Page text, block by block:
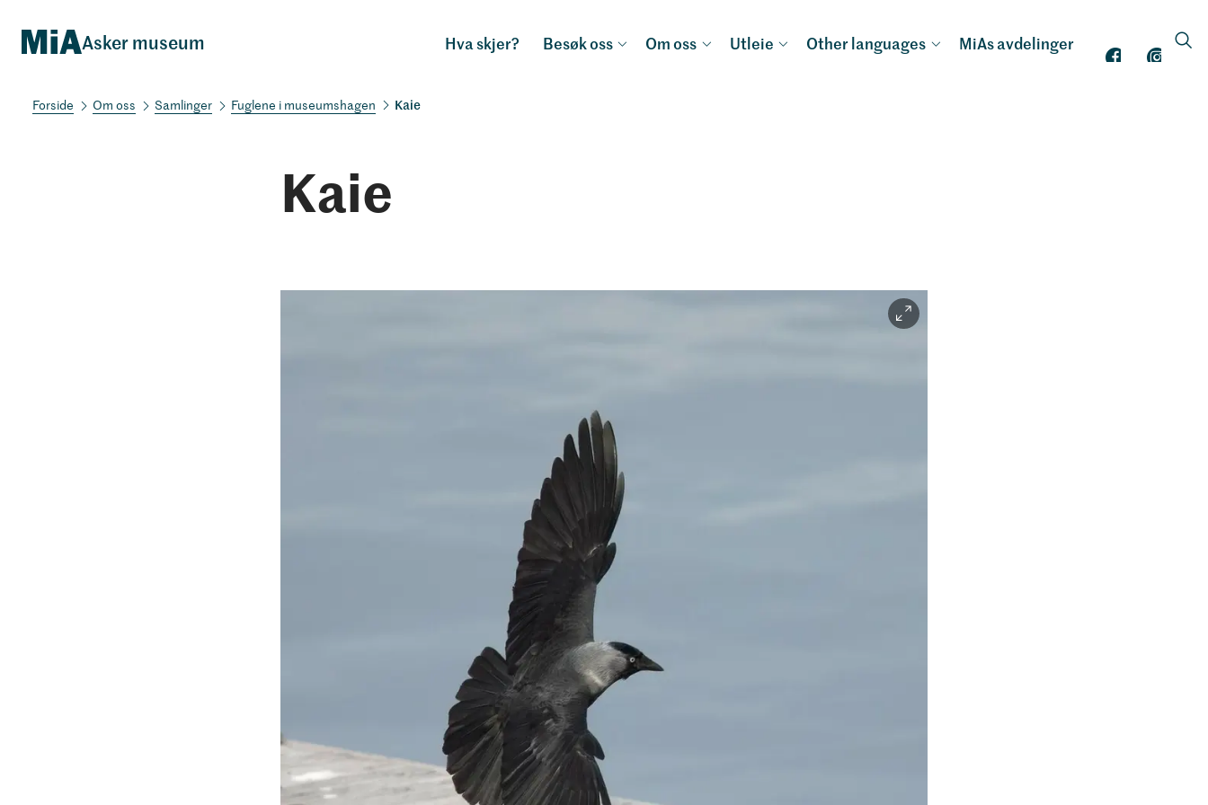
Asker museum Hva skjer? Besøk oss Om oss Utleie Other languages MiAs avdelinger
Om oss Samlinger Fuglene i museumshagen Kaie
Kaie